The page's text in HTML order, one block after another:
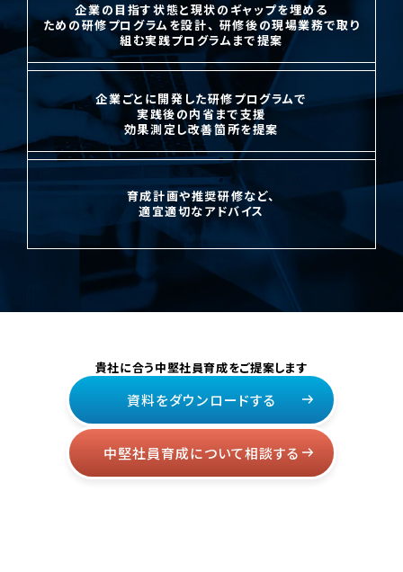
企業の目指す状態と現状のギャップを埋める
ための研修プログラムを設計、 研修後の現場業務で取り
組む実践プログラムまで提案
企業ごとに開発した研修プログラムで
実践後の内省まで支援
効果測定し改善箇所を提案
育成計画や推奨研修など、
適宜適切なアドバイス
貴社に合う中堅社員育成をご提案します
資料をダウンロードする
中堅社員育成について相談する